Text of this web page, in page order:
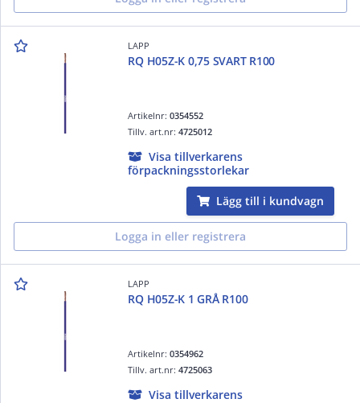
LAPP
RQ H05Z-K 0,75 SVART R100
Artikelnr:0354552
Tillv. art.nr:4725012
Visa tillverkarens
förpackningsstorlekar
Lägg till i kundvagn
Logga in eller registrera
LAPP
RQ H05Z-K 1 GRÅ R100
Artikelnr:0354962
Tillv. art.nr:4725063
Visa tillverkarens